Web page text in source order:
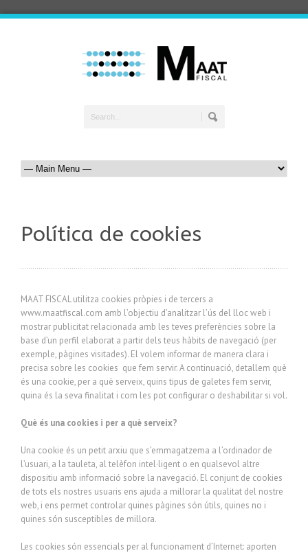
Política de cookies
MAAT FISCAL utilitza cookies pròpies i de tercers a
www.maatfiscal.com amb l’objectiu d’analitzar l’ús del lloc web i
mostrar publicitat relacionada amb les teves preferències sobre la
base d’un perfil elaborat a partir dels teus hàbits de navegació (per
exemple, pàgines visitades). El volem informar de manera clara i
precisa sobre les cookies que fem servir. A continuació, detallem què
és una cookie, per a què serveix, quins tipus de galetes fem servir,
quina és la seva finalitat i com les pot configurar o deshabilitar si vol.
Què és una cookies i per a què serveix?
Una cookie és un petit arxiu que s’emmagatzema a l’ordinador de
l’usuari, a la tauleta, al telèfon intel·ligent o en qualsevol altre
dispositiu amb informació sobre la navegació. El conjunt de cookies
de tots els nostres usuaris ens ajuda a millorar la qualitat del nostre
web, i ens permet controlar quines pàgines són útils, quines no i
quines són susceptibles de millora.
Les cookies són essencials per al funcionament d’Internet: aporten